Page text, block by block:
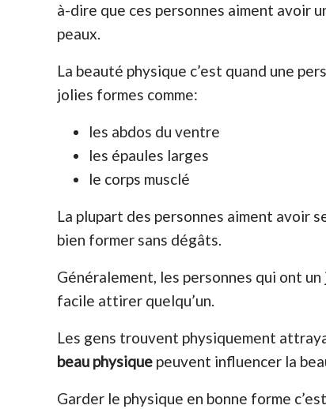
à-dire que ces personnes aiment avoir
peaux.
La beauté physique c’est quand une
jolies formes comme:
les abdos du ventre
les épaules larges
le corps musclé
La plupart des personnes aiment avoir
bien former sans dégâts.
Généralement, les personnes qui ont
facile attirer quelqu’un.
Les gens trouvent physiquement
beau physique peuvent influencer la
Garder le physique en bonne forme